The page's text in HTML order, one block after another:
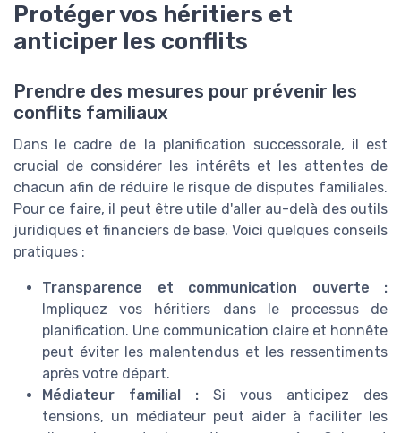
Protéger vos héritiers et
anticiper les conflits
Prendre des mesures pour prévenir les
conflits familiaux
Dans le cadre de la planification successorale, il est
crucial de considérer les intérêts et les attentes de
chacun afin de réduire le risque de disputes familiales.
Pour ce faire, il peut être utile d'aller au-delà des outils
juridiques et financiers de base. Voici quelques conseils
pratiques :
Transparence et communication ouverte :
Impliquez vos héritiers dans le processus de
planification. Une communication claire et honnête
peut éviter les malentendus et les ressentiments
après votre départ.
Médiateur familial : Si vous anticipez des
tensions, un médiateur peut aider à faciliter les